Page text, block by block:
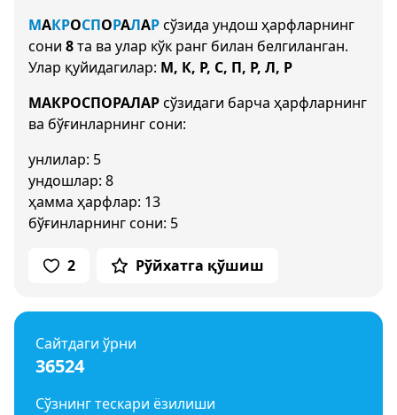
МАКРОСПОРАЛАРсўзида ундош ҳарфларнинг
сони 8та ва улар кўк ранг билан белгиланган.
Улар қуйидагилар: М, К, Р, С, П, Р, Л, Р
МАКРОСПОРАЛАРсўзидаги барча ҳарфларнинг
ва бўғинларнинг сони:
унлилар: 5
ундошлар: 8
ҳамма ҳарфлар: 13
бўғинларнинг сони: 5
2 Рўйхатга қўшиш
Сайтдаги ўрни
36524
Сўзнинг тескари ёзилиши